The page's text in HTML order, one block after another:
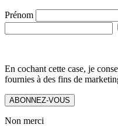
Prénom
En cochant cette case, je
fournies à des fins de
ABONNEZ-VOUS
Non merci